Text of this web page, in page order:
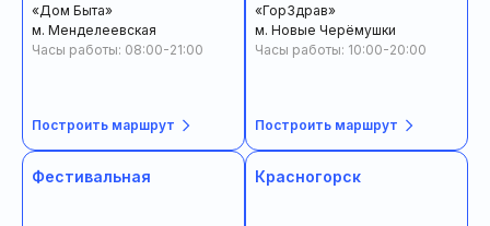
«Дом Быта»
м. Менделеевская
Часы работы: 08:00-21:00
Построить маршрут
Фестивальная
«ГорЗдрав»
м. Новые Черёмушки
Часы работы: 10:00-20:00
Построить маршрут
Красногорск